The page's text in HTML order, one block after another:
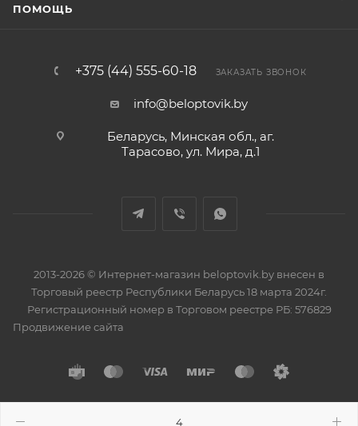
ПОМОЩЬ
+375 (44) 555-60-18 ЗАКАЗАТЬ ЗВОНОК
info@beloptovik.by
Беларусь, Минская обл., аг.
Тарасово, ул. Мира, д.1
2013-2026 © Интернет-магазин beloptovik.by внесен в
Торговый реестр Республики Беларусь 18 марта 2024г.
Регистрационный номер в Торговом реестре РБ: 576829
Продвижение сайта
Разработано в